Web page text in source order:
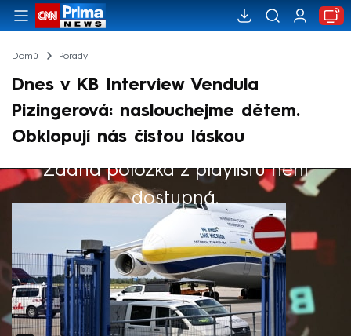
Domů Pořady
Dnes v KB Interview Vendula
Pizingerová: naslouchejme dětem.
Obklopují nás čistou láskou
Žádná položka z playlistu není
dostupná.
Výběr redakce